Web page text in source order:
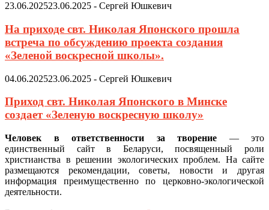
23.06.202523.06.2025 - Сергей Юшкевич
На приходе свт. Николая Японского прошла
встреча по обсуждению проекта создания
«Зеленой воскресной школы».
04.06.202523.06.2025 - Сергей Юшкевич
Приход свт. Николая Японского в Минске
создает «Зеленую воскресную школу»
Человек в ответственности за творение — это
единственный сайт в Беларуси, посвященный роли
христианства в решении экологических проблем. На сайте
размещаются рекомендации, советы, новости и другая
информация преимущественно по церковно-экологической
деятельности.